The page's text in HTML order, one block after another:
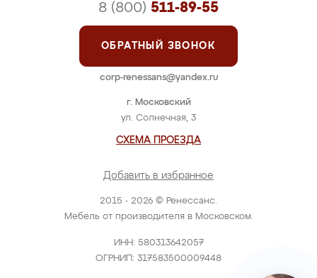
2015 - 2026 © Ренессанс.
Мебель от производителя в Московском.
ИНН: 580313642057
ОГРНИП: 317583500009448
г. Московский
ул. Солнечная, 3
СХЕМА ПРОЕЗДА
Добавить в избранное
8 (800) 511-89-55
ОБРАТНЫЙ ЗВОНОК
corp-renessans@yandex.ru